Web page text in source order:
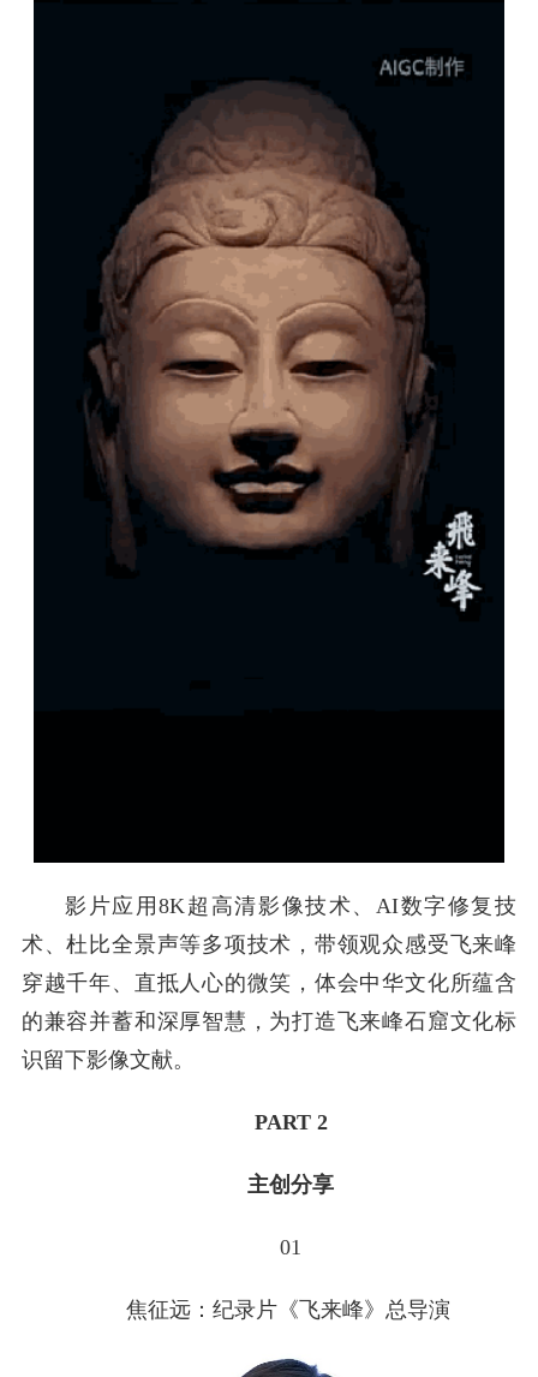
影片应用8K超高清影像技术、AI数字修复技
术、杜比全景声等多项技术，带领观众感受飞来峰
穿越千年、直抵人心的微笑，体会中华文化所蕴含
的兼容并蓄和深厚智慧，为打造飞来峰石窟文化标
识留下影像文献。
PART 2
主创分享
01
焦征远： 纪录片《飞来峰》总导演